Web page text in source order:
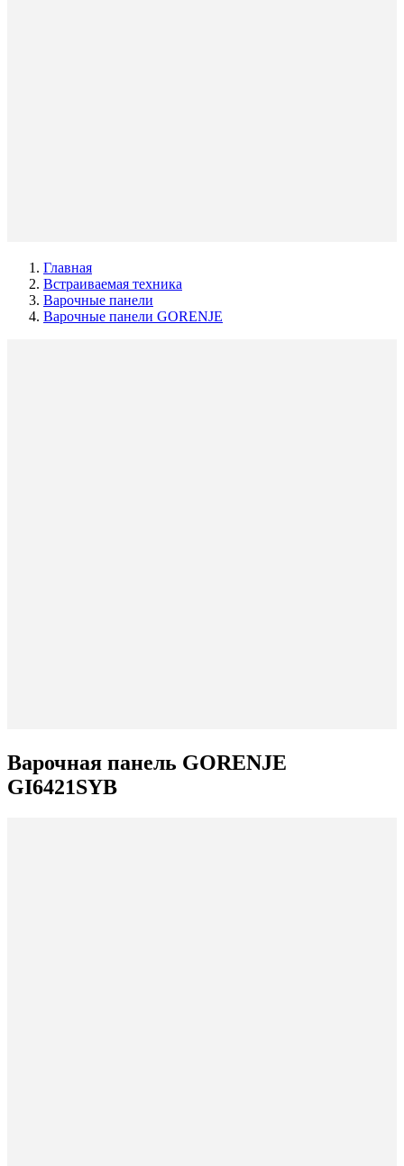
Главная
Встраиваемая техника
Варочные панели
Варочные панели GORENJE
Варочная панель GORENJE
GI6421SYB